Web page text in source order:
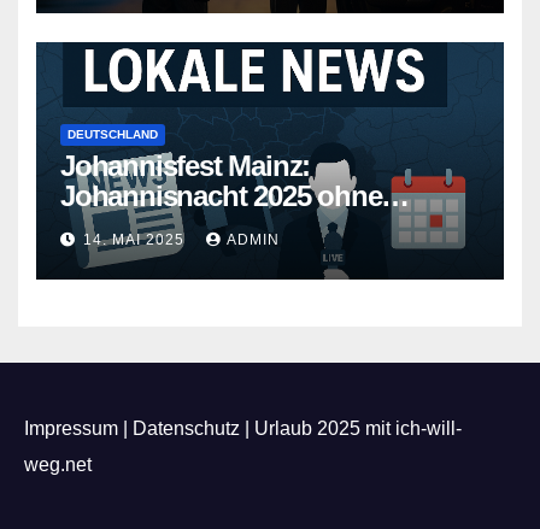
DEUTSCHLAND
Johannisfest Mainz:
Johannisnacht 2025 ohne
Feuerwerk
14. MAI 2025 ADMIN
Impressum Datenschutz
Urlaub 2025 mit ich-will-
weg.net